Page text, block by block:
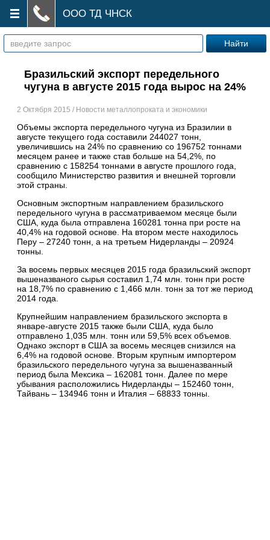
ООО ТД ЧНСК
Бразильский экспорт передельного
чугуна в августе 2015 года вырос на 24%
2 Октября 2015 / Новости металлопроката и экономики
Объемы экспорта передельного чугуна из Бразилии в
августе текущего года составили 244027 тонн,
увеличившись на 24% по сравнению со 196752 тоннами
месяцем ранее и также став больше на 54,2%, по
сравнению с 158254 тоннами в августе прошлого года,
сообщило Министерство развития и внешней торговли
этой страны.
Основным экспортным направлением бразильского
передельного чугуна в рассматриваемом месяце были
США, куда была отправлена 160281 тонна при росте на
40,4% на годовой основе. На втором месте находилось
Перу – 27240 тонн, а на третьем Нидерланды – 20924
тонны.
За восемь первых месяцев 2015 года бразильский экспорт
вышеназваного сырья составил 1,74 млн. тонн при росте
на 18,7% по сравнению с 1,466 млн. тонн за тот же период
2014 года.
Крупнейшим направлением бразильского экспорта в
январе-августе 2015 также были США, куда было
отправлено 1,035 млн. тонн или 59,5% всех объемов.
Однако экспорт в США за восемь месяцев снизился на
6,4% на годовой основе. Вторым крупным импортером
бразильского передельного чугуна за вышеназванный
период была Мексика – 162081 тонн. Далее по мере
убывания расположились Нидерланды – 152460 тонн,
Тайвань – 134946 тонн и Италия – 68833 тонны.